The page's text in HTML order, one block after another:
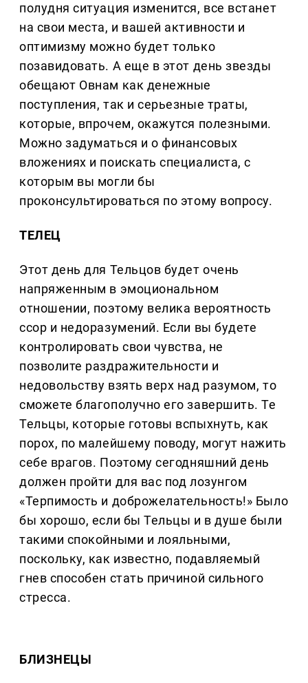
полудня ситуация изменится, все встанет
на свои места, и вашей активности и
оптимизму можно будет только
позавидовать. А еще в этот день звезды
обещают Овнам как денежные
поступления, так и серьезные траты,
которые, впрочем, окажутся полезными.
Можно задуматься и о финансовых
вложениях и поискать специалиста, с
которым вы могли бы
проконсультироваться по этому вопросу.
ТЕЛЕЦ
Этот день для Тельцов будет очень
напряженным в эмоциональном
отношении, поэтому велика вероятность
ссор и недоразумений. Если вы будете
контролировать свои чувства, не
позволите раздражительности и
недовольству взять верх над разумом, то
сможете благополучно его завершить. Те
Тельцы, которые готовы вспыхнуть, как
порох, по малейшему поводу, могут нажить
себе врагов. Поэтому сегодняшний день
должен пройти для вас под лозунгом
«Терпимость и доброжелательность!» Было
бы хорошо, если бы Тельцы и в душе были
такими спокойными и лояльными,
поскольку, как известно, подавляемый
гнев способен стать причиной сильного
стресса.
БЛИЗНЕЦЫ